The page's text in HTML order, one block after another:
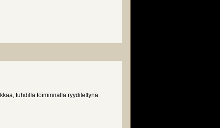
tuhdilla toiminnalla ryyditettynä.